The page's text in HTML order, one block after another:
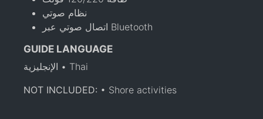
نظام صوتي
اتصال صوتي عبر Bluetooth
GUIDE LANGUAGE
الإنجليزية • Thai
NOT INCLUDED: • Shore activities